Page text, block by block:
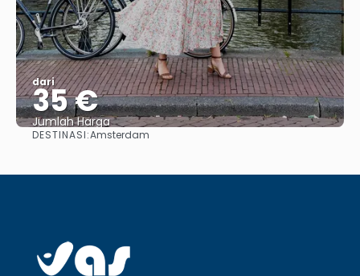
dari
35 €
Jumlah Harga
DESTINASI:Amsterdam